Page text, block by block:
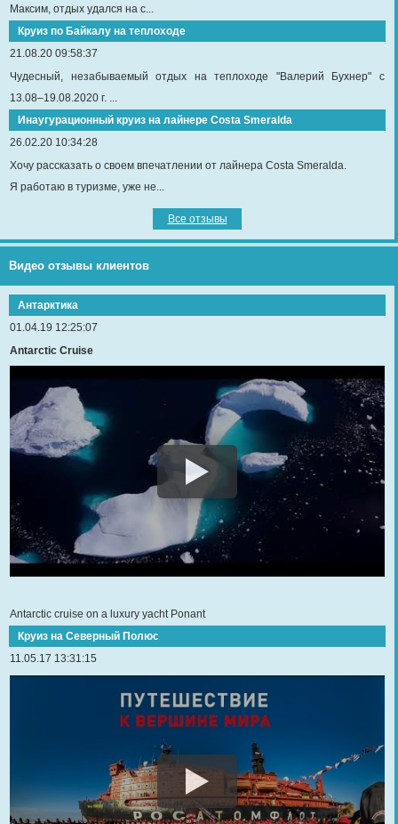
Максим, отдых удался на с...
Круиз по Байкалу на теплоходе
21.08.20 09:58:37
Чудесный, незабываемый отдых на теплоходе "Валерий Бухнер" с
13.08–19.08.2020 г. ...
Инаугурационный круиз на лайнере Сosta Smeralda
26.02.20 10:34:28
Хочу рассказать о своем впечатлении от лайнера Costa Smeralda.
Я работаю в туризме, уже не...
Все отзывы
Видео отзывы клиентов
Антарктика
01.04.19 12:25:07
Antarctic Cruise
Antarctic cruise on a luxury yacht Ponant
Круиз на Северный Полюс
11.05.17 13:31:15